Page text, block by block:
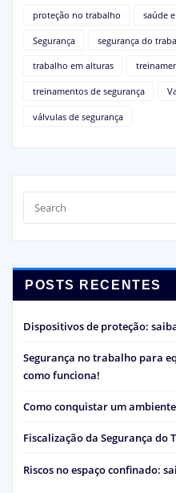
proteção no trabalho saúde
Segurança segurança do
trabalho em alturas
treinamentos de segurança
válvulas de segurança
POSTS RECENTES
Dispositivos de proteção:
Segurança no trabalho para
como funciona!
Como conquistar um
Fiscalização da Segurança
Riscos no espaço confinado: